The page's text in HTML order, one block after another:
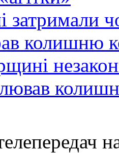
затримали
колишню